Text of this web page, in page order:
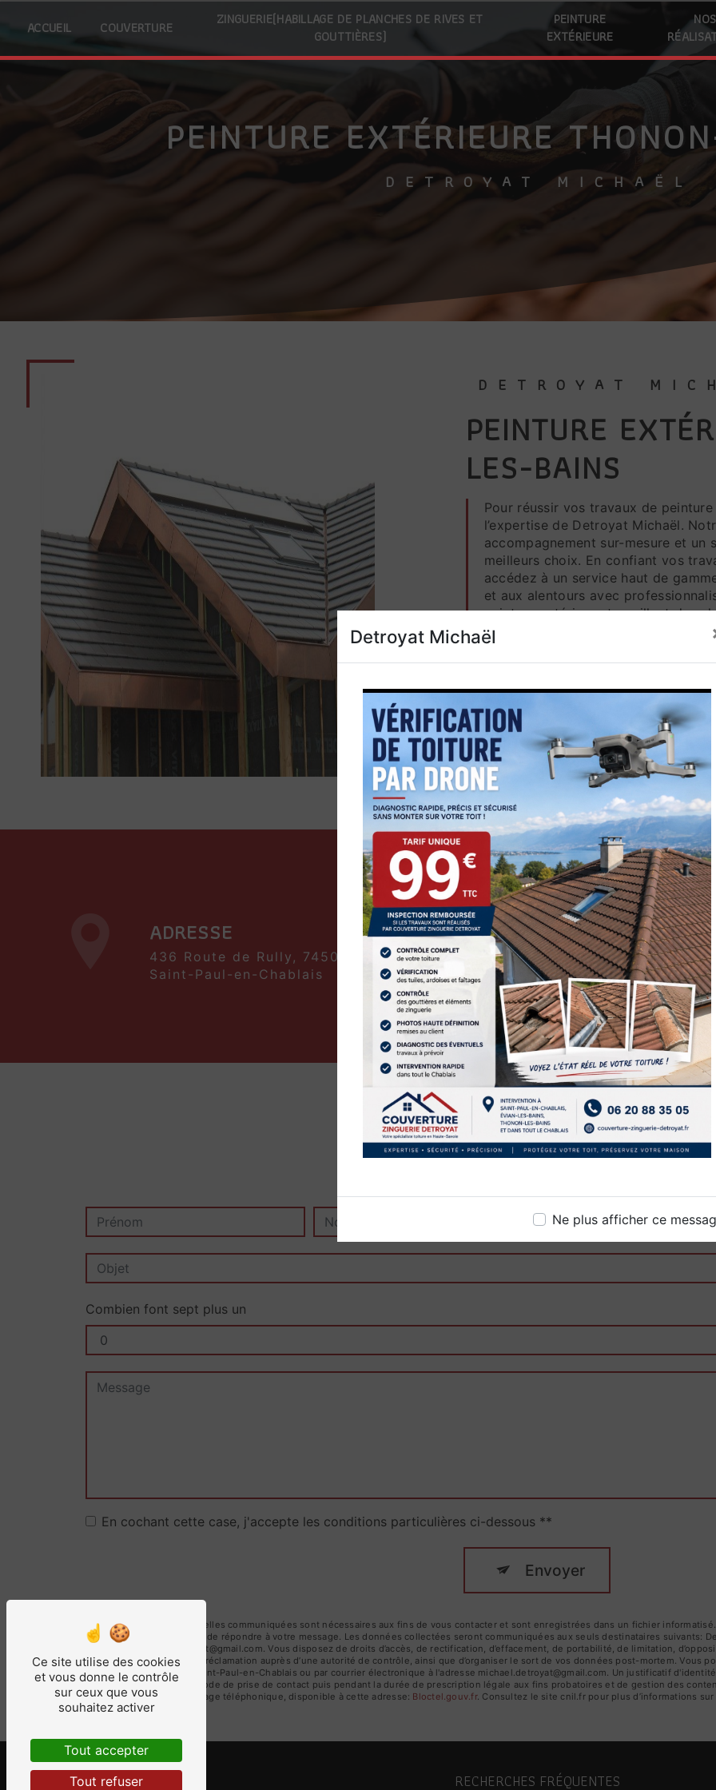
Detroyat Michaël
Ne plus afficher ce
ACCUEIL COUVERTURE
ZINGUERIE(HABILLAGE DE PLANCHES DE RIVES ET
GOUTTIÈRES)
PEINTURE
EXTÉRIEURE
NOS
PEINTURE EXTÉRIEURE
DETROYAT MICHAËL
DETROYAT
PEINTURE EXTÉRIEURE À THONON-
LES-BAINS
Pour réussir vos travaux de peinture extérieure à Thonon-les-Bains, faites-appel à
l’expertise de Detroyat Michaël.
accompagnement sur-mesure et
meilleurs choix. En confiant vos
accédez à un service haut de
et aux alentours avec
peinture extérieure travaillent dans
vous assurer des finitions soignées
ADRESSE
436 Route de Rully, 74500
Saint-Paul-en-Chablais
TÉLÉPHONE
06 20 88 35 05
N'hésitez pas à nous
Combien font sept plus un
En cochant cette case, j'accepte les conditions particulières ci-dessous **
Envoyer
** Les données personnelles communiquées sont nécessaires aux fins de vous contacter et sont enregistrées dans un fichier
traitants dans le seul but de répondre à votre message. Les données collectées seront communiquées aux seuls destinataires suivants:
Chablais michael.detroyat@gmail.com. Vous disposez de droits d’accès, de rectification, d’effacement, de portabilité, de limitation,
du droit d’introduire une réclamation auprès d’une autorité de contrôle, ainsi que d’organiser le sort de vos données post-mortem. Vous
Route de Rully, 74500 Saint-Paul-en-Chablais ou par courrier électronique à l'adresse michael.detroyat@gmail.com. Un justificatif
données pendant la période de prise de contact puis pendant la durée de prescription légale aux fins probatoires et de gestion des
d'opposition au démarchage téléphonique, disponible à cette adresse:
Bloctel.gouv.fr. Consultez le site cnil.fr pour plus d’informations
RECHERCHES FRÉQUENTES
Ce site utilise des cookies
et vous donne le contrôle
sur ceux que vous
souhaitez activer
Tout accepter
Tout refuser